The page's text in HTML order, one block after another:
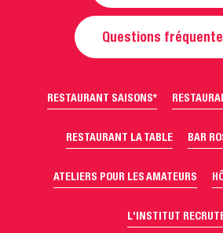
Questions
RESTAURANT SAISONS*
RESTAURANT LA TABLE BAR
ATELIERS POUR LES AMATEURS
L'INSTITUT